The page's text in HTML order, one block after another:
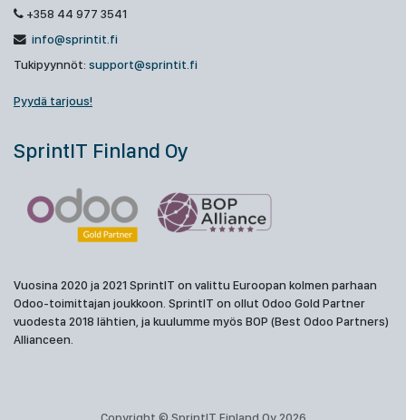
+358 44 977 3541
info@sprintit.fi
Tukipyynnöt: support@sprintit.fi
Pyydä tarjous!
SprintIT Finland Oy
Vuosina 2020 ja 2021 SprintIT on valittu Euroopan kolmen parhaan
Odoo-toimittajan joukkoon. SprintIT on ollut Odoo Gold Partner
vuodesta 2018 lähtien, ja kuulumme myös BOP (Best Odoo Partners)
Allianceen.
Copyright © SprintIT Finland Oy 2026